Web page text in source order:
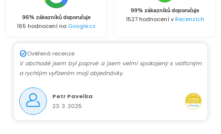
96% zákazníků doporučuje
165 hodnocení na Google.cz
99% zákazníků doporučuje
1527 hodnocení vRecenzích
Ověřená recenze
V obchodě jsem byl poprvé a jsem velmi spokojený s vstřícným
a rychlým vyřízením mojí objednávky.
Petr Pavelka
23. 3. 2025